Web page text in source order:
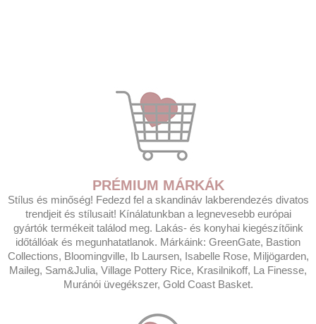
PRÉMIUM MÁRKÁK
Stílus és minőség! Fedezd fel a skandináv lakberendezés divatos
trendjeit és stílusait! Kínálatunkban a legnevesebb európai
gyártók termékeit találod meg. Lakás- és konyhai kiegészítőink
időtállóak és megunhatatlanok. Márkáink: GreenGate, Bastion
Collections, Bloomingville, Ib Laursen, Isabelle Rose, Miljögarden,
Maileg, Sam&Julia, Village Pottery Rice, Krasilnikoff, La Finesse,
Muránói üvegékszer, Gold Coast Basket.